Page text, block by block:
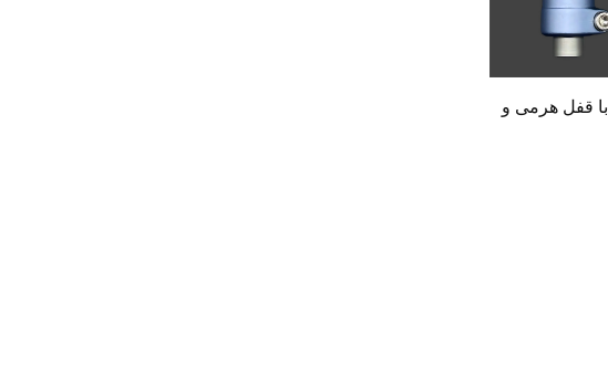
مفصل زانو 3R313PM با قفل هرمی و